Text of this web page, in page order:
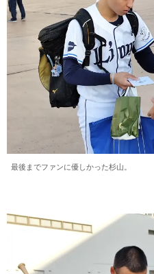
最後までファンに優しかった杉山。